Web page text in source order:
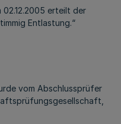
02.12.2005 erteilt der
Entlastung.“
vom Abschlussprüfer